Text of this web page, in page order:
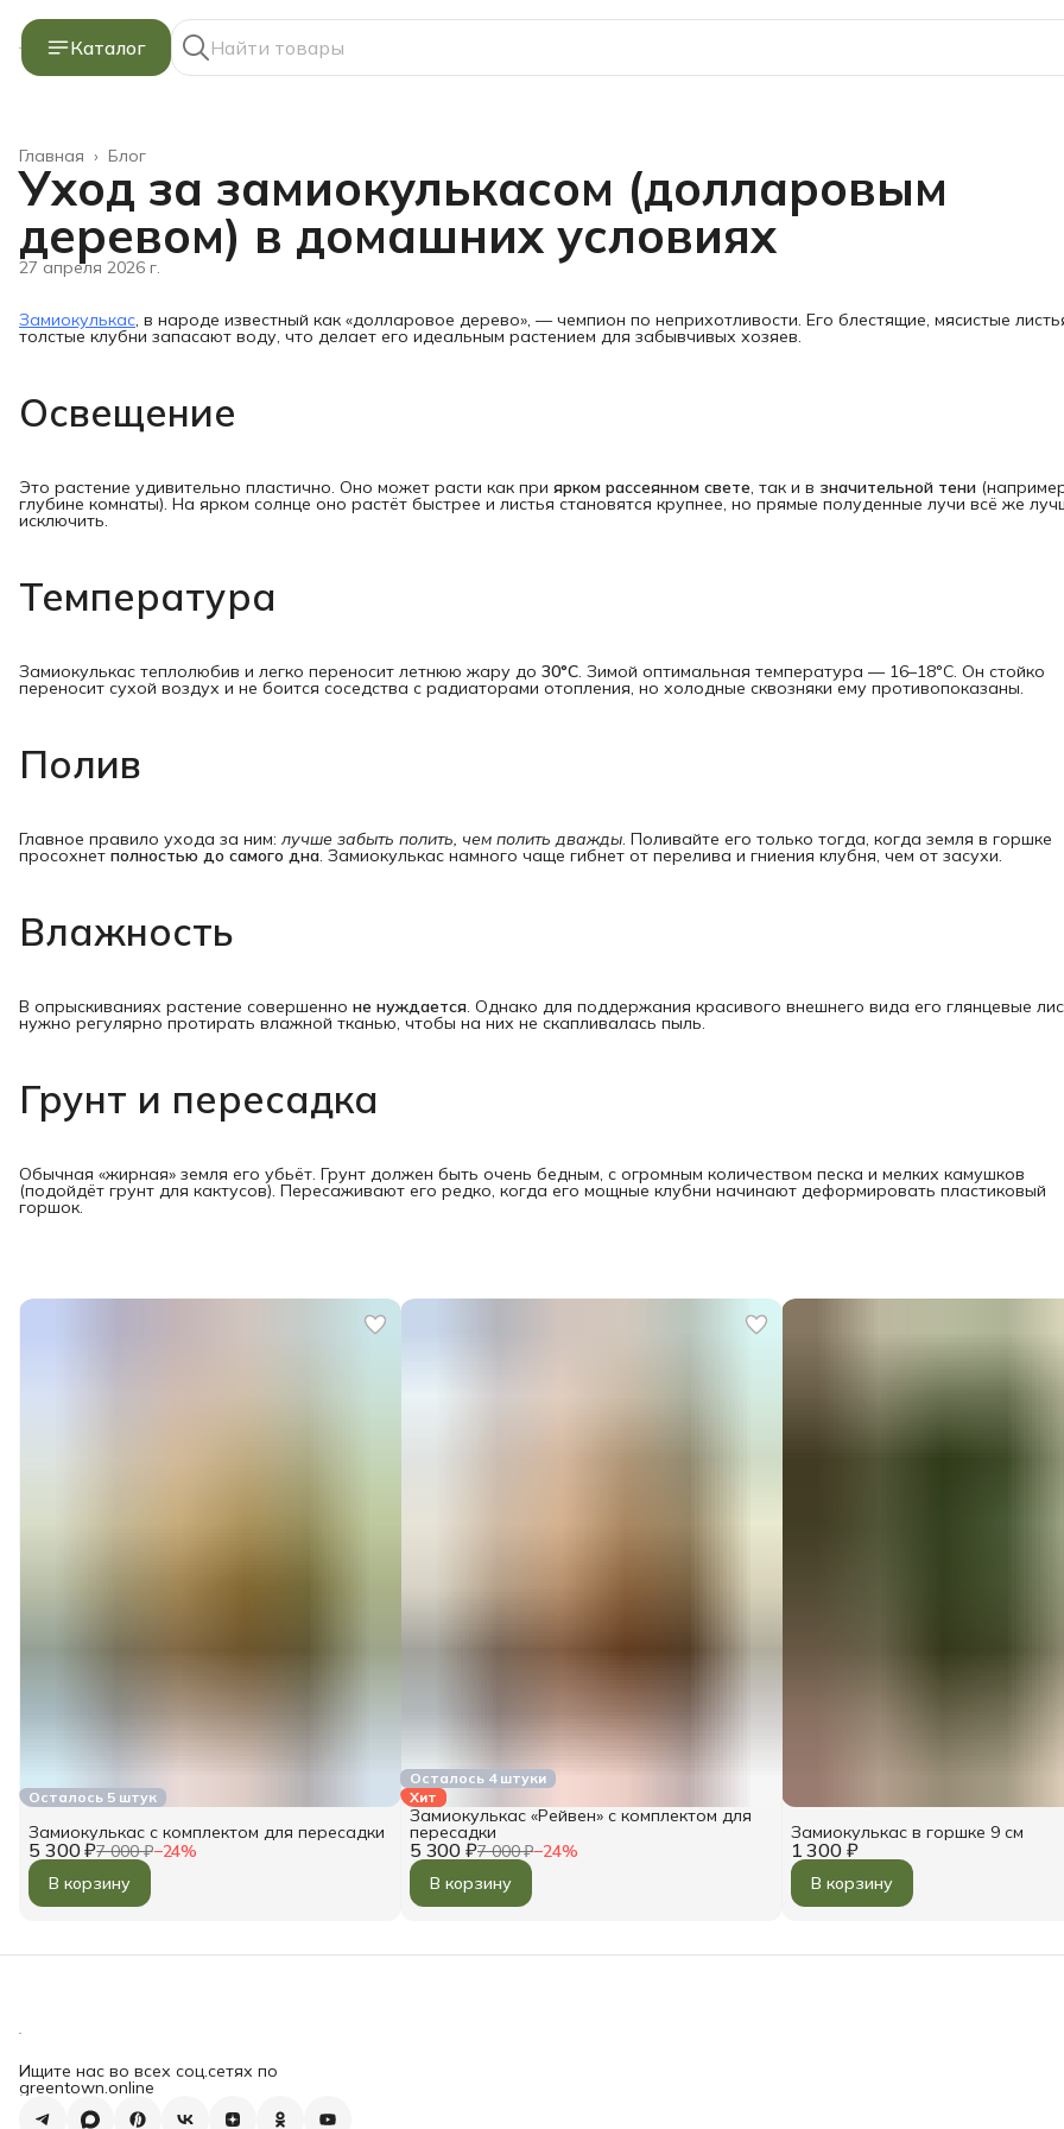
Каталог
Блог
Главная ›
Уход за замиокулькасом (долларовым
деревом) в домашних условиях
27 апреля 2026 г.
Замиокулькас, в народе известный как «долларовое дерево», — чемпион по неприхотливости. Его блестящие, мясистые
толстые клубни запасают воду, что делает его идеальным растением для забывчивых хозяев.
Освещение
Это растение удивительно пластично. Оно может расти как при ярком рассеянном свете, так и в значительной тени
глубине комнаты). На ярком солнце оно растёт быстрее и листья становятся крупнее, но прямые полуденные лучи всё же
исключить.
Температура
Замиокулькас теплолюбив и легко переносит летнюю жару до 30°C. Зимой оптимальная температура — 16–18°C. Он стойко
переносит сухой воздух и не боится соседства с радиаторами отопления, но холодные сквозняки ему противопоказаны.
Полив
Главное правило ухода за ним: лучше забыть полить, чем полить дважды. Поливайте его только тогда, когда земля в горшке
просохнет полностью до самого дна. Замиокулькас намного чаще гибнет от перелива и гниения клубня, чем от засухи.
Влажность
В опрыскиваниях растение совершенно не нуждается. Однако для поддержания красивого внешнего вида его глянцевые
нужно регулярно протирать влажной тканью, чтобы на них не скапливалась пыль.
Грунт и пересадка
Обычная «жирная» земля его убьёт. Грунт должен быть очень бедным, с огромным количеством песка и мелких камушков
(подойдёт грунт для кактусов). Пересаживают его редко, когда его мощные клубни начинают деформировать пластиковый
горшок.
Осталось 5 штук
5 300 ₽7 000 ₽−24%
Замиокулькас с комплектом для пересадки
В корзину
Осталось 4 штуки
Хит
5 300 ₽7 000 ₽−24%
Замиокулькас «Рейвен» с комплектом для
пересадки
В корзину
1 300 ₽
Замиокулькас в горшке 9 см
В корзину
Ищите нас во всех соц.сетях по
greentown.online